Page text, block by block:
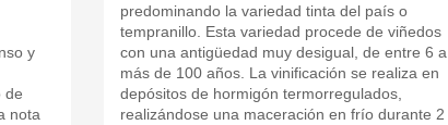
y
de
nota
predominando la variedad tinta del país o
tempranillo. Esta variedad procede de viñedos
con una antigüedad muy desigual, de entre 6 a
más de 100 años. La vinificación se realiza en
depósitos de hormigón termorregulados,
realizándose una maceración en frío durante 2